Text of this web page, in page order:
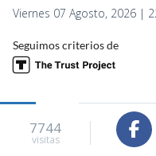
Viernes 07 Agosto, 2026 |
Seguimos criterios de
7744
visitas